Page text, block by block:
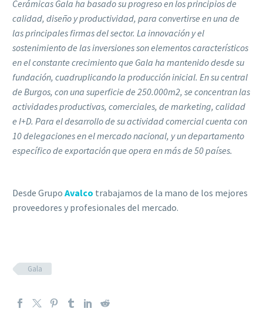
Cerámicas Gala ha basado su progreso en los principios de
calidad, diseño y productividad, para convertirse en una de
las principales firmas del sector. La innovación y el
sostenimiento de las inversiones son elementos característicos
en el constante crecimiento que Gala ha mantenido desde su
fundación, cuadruplicando la producción inicial. En su central
de Burgos, con una superficie de 250.000m2, se concentran las
actividades productivas, comerciales, de marketing, calidad
e I+D. Para el desarrollo de su actividad comercial cuenta con
10 delegaciones en el mercado nacional, y un departamento
específico de exportación que opera en más de 50 países.
Desde Grupo Avalco trabajamos de la mano de los mejores
proveedores y profesionales del mercado.
Gala